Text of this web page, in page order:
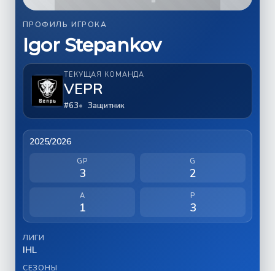
ПРОФИЛЬ ИГРОКА
Igor Stepankov
ТЕКУЩАЯ КОМАНДА
VEPR
#63 Защитник
2025/2026
GP
3
G
2
A
1
P
3
ЛИГИ
IHL
СЕЗОНЫ